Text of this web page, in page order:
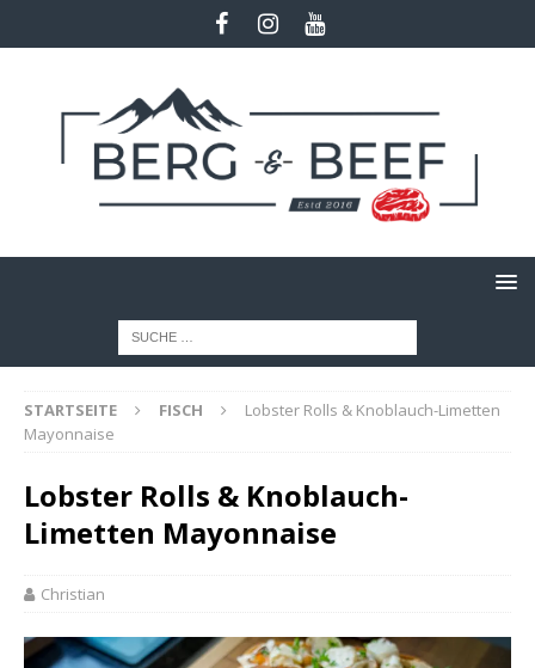
STARTSEITE FISCH
Lobster Rolls & Knoblauch-Limetten
Mayonnaise
Lobster Rolls & Knoblauch-
Limetten Mayonnaise
Christian